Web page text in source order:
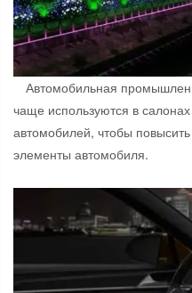
Автомобильная
чаще используются в
автомобилей, чтобы
элементы автомобиля.